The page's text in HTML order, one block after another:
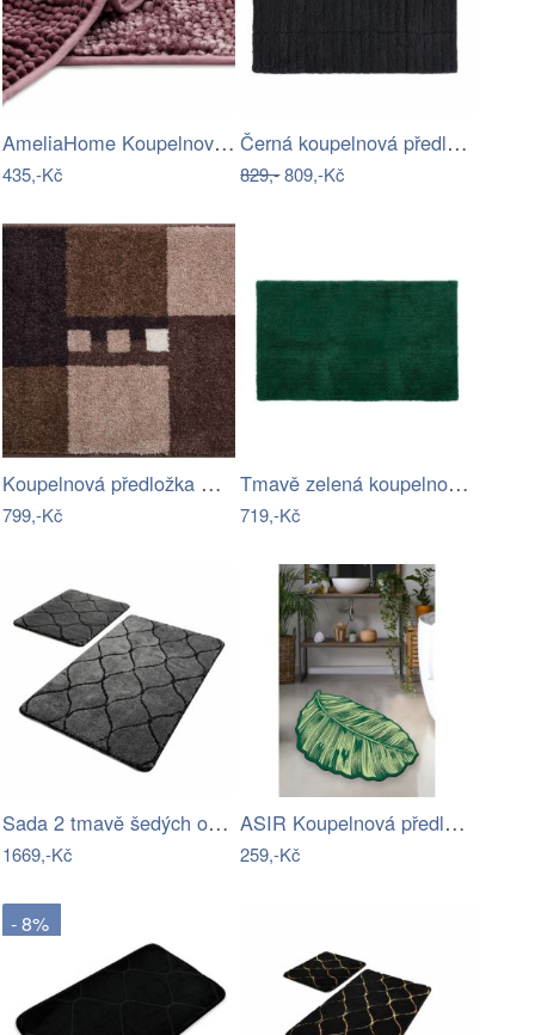
AmeliaHome Koupelnový koberec Bati…
435,-Kč
Černá koupelnová předložka 80x50 cm…
829,-809,-Kč
Koupelnová předložka MERKUR
799,-Kč
Tmavě zelená koupelnová předložka…
719,-Kč
Sada 2 tmavě šedých obdélníkových…
1669,-Kč
ASIR Koupelnová předložka SHEET list
259,-Kč
- 8%